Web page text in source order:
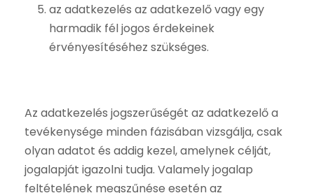
az adatkezelés az adatkezelő vagy egy
harmadik fél jogos érdekeinek
érvényesítéséhez szükséges.
Az adatkezelés jogszerűségét az adatkezelő a
tevékenysége minden fázisában vizsgálja, csak
olyan adatot és addig kezel, amelynek célját,
jogalapját igazolni tudja. Valamely jogalap
feltételének megszűnése esetén az